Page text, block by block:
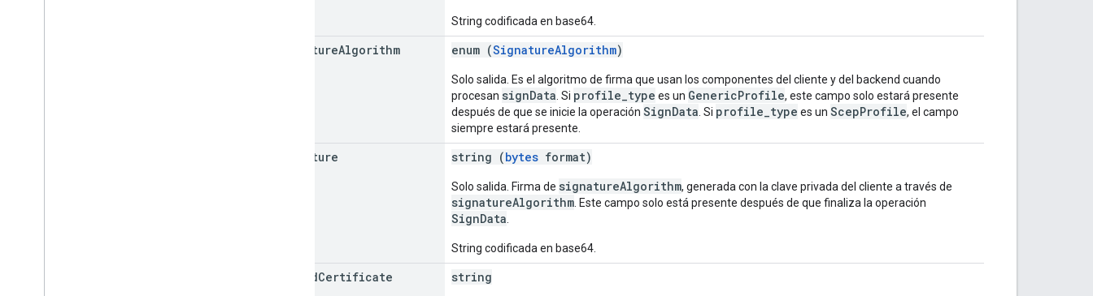
String codificada en base64.
signatureAlgorithm enum (SignatureAlgorithm)
Solo salida. Es el algoritmo de firma que usan los componentes del cliente y del backend cuando
procesan signData . Si profile_type es un GenericProfile, este campo solo estará presente
después de que se inicie la operación SignData . Si profile_type es un ScepProfile, el campo
siempre estará presente.
signature string (bytes format)
Solo salida. Firma de signatureAlgorithm, generada con la clave privada del cliente a través de
signatureAlgorithm . Este campo solo está presente después de que finaliza la operación
SignData
String codificada en base64.
issuedCertificate string